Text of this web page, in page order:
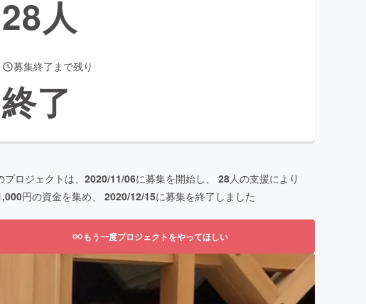
28人
募集終了まで残り
終了
プロジェクトは、 2020/11/06に募集を開始し、 28人の支援により
円の資金を集め、 2020/12/15に募集を終了しました
もう一度プロジェクトをやってほしい